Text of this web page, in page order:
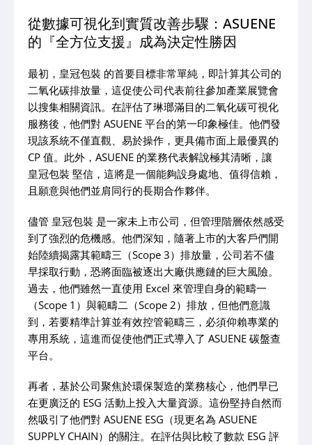
從數據可視化到實質改善步驟：ASUENE
的『全方位支援』成為決定性勝因
最初，皇冠包裝 的首要目標非常單純，即計算其公司的
二氧化碳排放量，這促使公司代表前往參加產業展覽會
以搜集相關資訊。在評估了琳瑯滿目的二氧化碳可視化
服務後，他們對 ASUENE 平台的第一印象極佳。他們發
現該系統不僅直觀、易於操作，更具備市面上最優異的
CP 值。此外，ASUENE 的業務代表解說極其清晰，讓
皇冠包裝 堅信，這將是一個能夠設身處地、值得信賴，
且願意與他們並肩同行的長期合作夥伴。
儘管 皇冠包裝 是一家未上市公司，但管理階層依然感受
到了強烈的危機感。他們深知，隨著上市的大客戶們開
始陸續揭露其範疇三（Scope 3）排放量，公司若不儘
早採取行動，恐將面臨被逐出大廠供應鏈的巨大風險。
過去，他們雖然一直使用 Excel 來管理自身的範疇一
（Scope 1）與範疇二（Scope 2）排放，但他們意識
到，若要精準計算並有效控管範疇三，必須仰賴專業的
專用系統，這進而促使他們正式導入了 ASUENE 碳盤查
平台。
再者，基於公司聚焦於環保製造的業務核心，他們早已
在更廣泛的 ESG 活動上投入大量資源。這份堅持自然而
然吸引了他們對 ASUENE ESG（現更名為 ASUENE
SUPPLY CHAIN）的關注。在評估與比較了數款 ESG 評